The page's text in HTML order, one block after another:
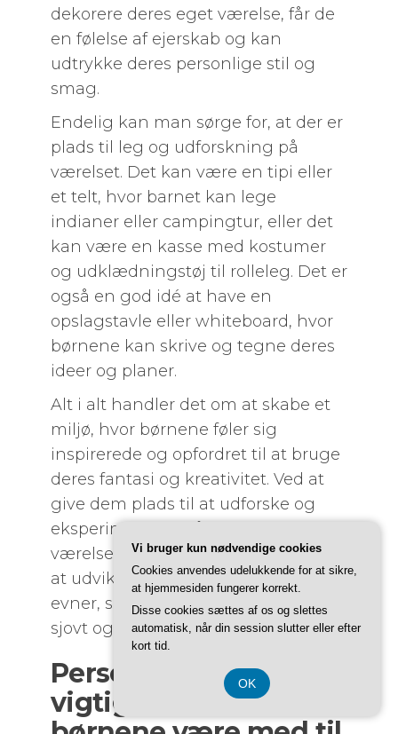
dekorere deres eget værelse, får de
en følelse af ejerskab og kan
udtrykke deres personlige stil og
smag.
Endelig kan man sørge for, at der er
plads til leg og udforskning på
værelset. Det kan være en tipi eller
et telt, hvor barnet kan lege
indianer eller campingtur, eller det
kan være en kasse med kostumer
og udklædningstøj til rolleleg. Det er
også en god idé at have en
opslagstavle eller whiteboard, hvor
børnene kan skrive og tegne deres
ideer og planer.
Alt i alt handler det om at skabe et
miljø, hvor børnene føler sig
inspirerede og opfordret til at bruge
deres fantasi og kreativitet. Ved at
give dem plads til at udforske og
eksperimentere på deres eget
værelse, kan man hjælpe dem med
at udvikle deres fantasi og kreative
evner, samtidig med at de har det
sjovt og hygger sig.
Personlige touch: Om
vigtigheden af at lade
Vi bruger kun nødvendige cookies
Cookies anvendes udelukkende for at sikre,
at hjemmesiden fungerer korrekt.
Disse cookies sættes af os og slettes
automatisk, når din session slutter eller efter
kort tid.
OK